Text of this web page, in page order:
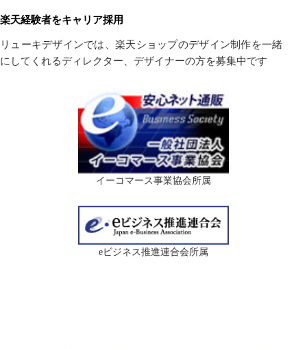
楽天経験者をキャリア採用
リューキデザインでは、楽天ショップのデザイン制作を一緒
にしてくれるディレクター、デザイナーの方を募集中です
イーコマース事業協会所属
eビジネス推進連合会所属